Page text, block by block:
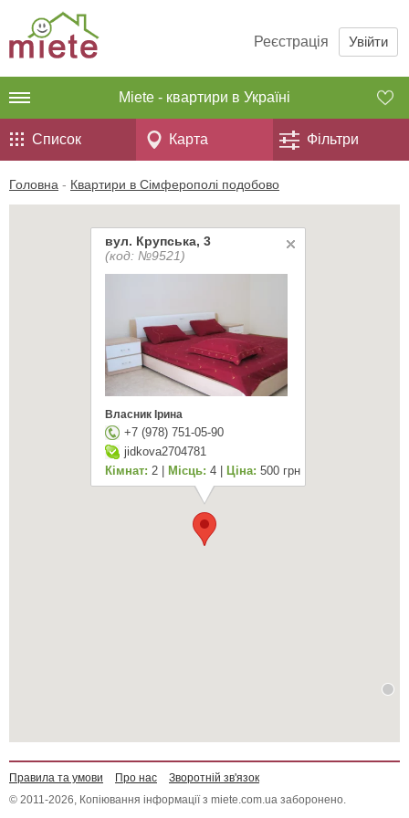
Реєстрація Увійти
Miete - квартири в Україні
Список Карта Фільтри
Головна - Квартири в Сімферополі подобово
вул. Крупська, 3
(код: №9521)
Власник Ірина
+7 (978) 751-05-90
jidkova2704781
Кімнат: 2 | Місць: 4 | Ціна: 500 грн
Правила та умови Про нас
Зворотній зв'язок
© 2011-2026, Копіювання інформації з miete.com.ua заборонено.